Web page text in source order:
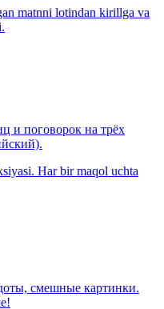
matnni lotindan kirillga va
и поговорок на трёх
Har bir maqol uchta
смешные картинки.